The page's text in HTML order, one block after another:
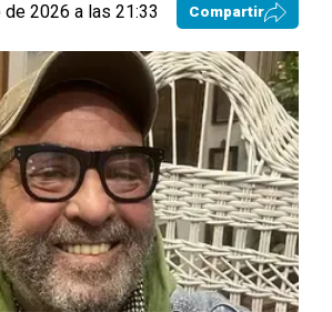
2026 a las 21:33 Compartir